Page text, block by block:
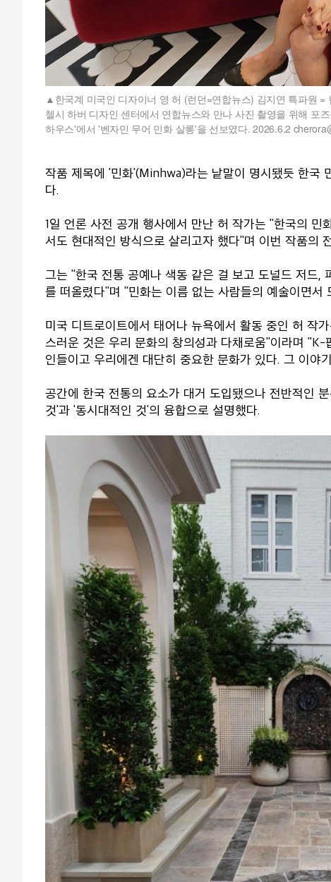
한국계 미국인 디자이너 영 허 (런던=연합뉴스) 김지연 특파원
첼시 하버 디자인 센터에서 연합뉴스와 만나 사진 촬영을 위해 포
하우스'에서 '벤자민 무어 민화 살롱'을 선보였다. 2026.6.2
작품 제목에 '민화'(Minhwa)라는 낱말이 명시됐듯 한국
다.
1일 언론 사전 공개 행사에서 만난 허 작가는 "한국의
서도 현대적인 방식으로 살리고자 했다"며 이번 작품의
그는 "한국 전통 공예나 색동 같은 걸 보고 도널드 저드,
를 떠올렸다"며 "민화는 이름 없는 사람들의 예술이면
미국 디트로이트에서 태어나 뉴욕에서 활동 중인 허 작
스러운 것은 우리 문화의 창의성과 다채로움"이라며
인들이고 우리에겐 대단히 중요한 문화가 있다. 그 이야
공간에 한국 전통의 요소가 대거 도입됐으나 전반적인
것'과 '동시대적인 것'의 융합으로 설명했다.